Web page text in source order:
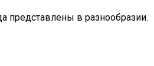
представлены в разнообразии.